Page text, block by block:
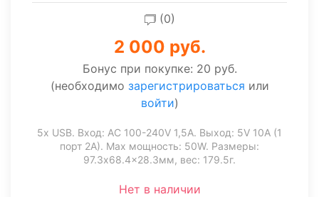
(0)
2 000 руб.
Бонус при покупке: 20 руб.
(необходимо зарегистрироваться или
войти)
5x USB. Вход: AC 100-240V 1,5A. Выход: 5V 10А (1
порт 2А). Max мощность: 50W. Размеры:
97.3x68.4x28.3мм, вес: 179.5г.
Нет в наличии